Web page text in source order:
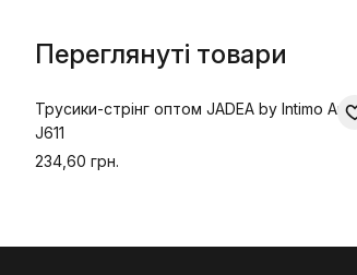
Переглянуті товари
Трусики-стрінг оптом JADEA by Intimo Artu
J611
234,60 грн.